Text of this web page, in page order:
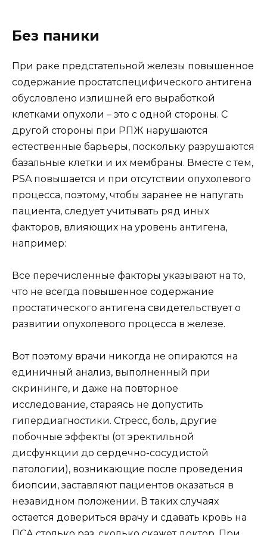
Без паники
При раке предстательной железы повышенное
содержание простатспецифического антигена
обусловлено излишней его выработкой
клетками опухоли – это с одной стороны. С
другой стороны при РПЖ нарушаются
естественные барьеры, поскольку разрушаются
базальные клетки и их мембраны. Вместе с тем,
PSA повышается и при отсутствии опухолевого
процесса, поэтому, чтобы заранее не напугать
пациента, следует учитывать ряд иных
факторов, влияющих на уровень антигена,
например:
Все перечисленные факторы указывают на то,
что не всегда повышенное содержание
простатического антигена свидетельствует о
развитии опухолевого процесса в железе.
Вот поэтому врачи никогда не опираются на
единичный анализ, выполненный при
скрининге, и даже на повторное
исследование, стараясь не допустить
гипердиагностики. Стресс, боль, другие
побочные эффекты (от эректильной
дисфункции до сердечно-сосудистой
патологии), возникающие после проведения
биопсии, заставляют пациентов оказаться в
незавидном положении. В таких случаях
остается довериться врачу и сдавать кровь на